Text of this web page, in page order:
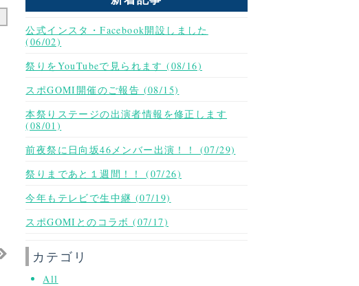
公式インスタ・Facebook開設しました
(06/02)
祭りをYouTubeで見られます (08/16)
スポGOMI開催のご報告 (08/15)
本祭りステージの出演者情報を修正します
(08/01)
前夜祭に日向坂46メンバー出演！！ (07/29)
祭りまであと１週間！！ (07/26)
今年もテレビで生中継 (07/19)
スポGOMIとのコラボ (07/17)
カテゴリ
All